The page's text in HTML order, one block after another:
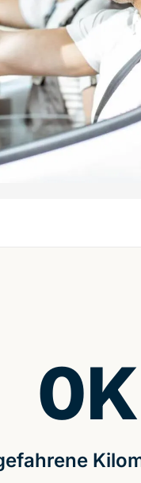
0K